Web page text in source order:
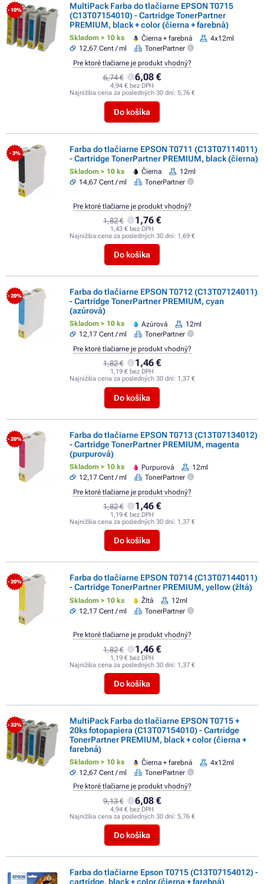
- 10%
MultiPack Farba do tlačiarne EPSON T0715
(C13T07154010) - Cartridge TonerPartner
PREMIUM, black + color (čierna + farebná)
Skladom > 10 ks Čierna + farebná
4x12ml
12,67 Cent / ml
TonerPartner
6,74 € 6,08 €
4,94 € bez DPH
Najnižšia cena za posledných 30 dní: 5,76 €
Do košíka
Pre ktoré tlačiarne je produkt vhodný?
- 3%
Farba do tlačiarne EPSON T0711 (C13T07114011)
- Cartridge TonerPartner PREMIUM, black (čierna)
Skladom > 10 ks Čierna
12ml
14,67 Cent / ml
TonerPartner
1,82 € 1,76 €
1,43 € bez DPH
Najnižšia cena za posledných 30 dní: 1,69 €
Do košíka
Pre ktoré tlačiarne je produkt vhodný?
- 20%
Farba do tlačiarne EPSON T0712 (C13T07124011)
- Cartridge TonerPartner PREMIUM, cyan
(azúrová)
Skladom > 10 ks Azúrová
12ml
12,17 Cent / ml
TonerPartner
1,82 € 1,46 €
1,19 € bez DPH
Najnižšia cena za posledných 30 dní: 1,37 €
Do košíka
Pre ktoré tlačiarne je produkt vhodný?
- 20%
Farba do tlačiarne EPSON T0713 (C13T07134012)
- Cartridge TonerPartner PREMIUM, magenta
(purpurová)
Skladom > 10 ks Purpurová
12ml
12,17 Cent / ml
TonerPartner
1,82 € 1,46 €
1,19 € bez DPH
Najnižšia cena za posledných 30 dní: 1,37 €
Do košíka
Pre ktoré tlačiarne je produkt vhodný?
- 20%
Farba do tlačiarne EPSON T0714 (C13T07144011)
- Cartridge TonerPartner PREMIUM, yellow (žltá)
Skladom > 10 ks Žltá
12ml
12,17 Cent / ml
TonerPartner
1,82 € 1,46 €
1,19 € bez DPH
Najnižšia cena za posledných 30 dní: 1,37 €
Do košíka
Pre ktoré tlačiarne je produkt vhodný?
- 33%
MultiPack Farba do tlačiarne EPSON T0715 +
20ks fotopapiera (C13T07154010) - Cartridge
TonerPartner PREMIUM, black + color (čierna +
farebná)
Skladom > 10 ks Čierna + farebná
4x12ml
12,67 Cent / ml
TonerPartner
9,13 € 6,08 €
4,94 € bez DPH
Najnižšia cena za posledných 30 dní: 5,76 €
Do košíka
Pre ktoré tlačiarne je produkt vhodný?
Farba do tlačiarne Epson T0715 (C13T07154012) -
cartridge, black + color (čierna + farebná)